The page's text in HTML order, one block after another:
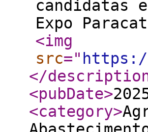
candidatas
Expo
<img
src=" https://
</
<pubDate>
<category>